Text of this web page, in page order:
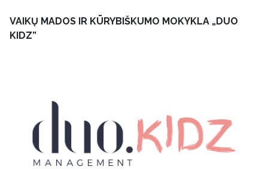
VAIKŲ MADOS IR KŪRYBIŠKUMO MOKYKLA „DUO
KIDZ”